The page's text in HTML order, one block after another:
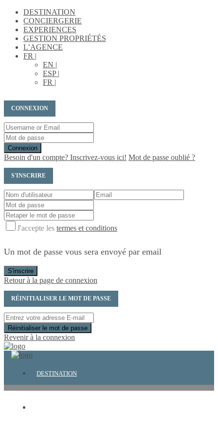
DESTINATION
CONCIERGERIE
EXPERIENCES
GESTION PROPRIÉTÉS
L’AGENCE
FR |
EN |
ESP |
FR |
CONNEXION
Connexion
Besoin d'un compte? Inscrivez-vous ici! Mot de passe oublié ?
S'INSCRIRE
J'accepte les termes et conditions
Un mot de passe vous sera envoyé par email
S'inscrire
Retour à la page de connexion
RÉINITIALISER LE MOT DE PASSE
Réinitialiser le mot de passe
Revenir à la connexion
DESTINATION